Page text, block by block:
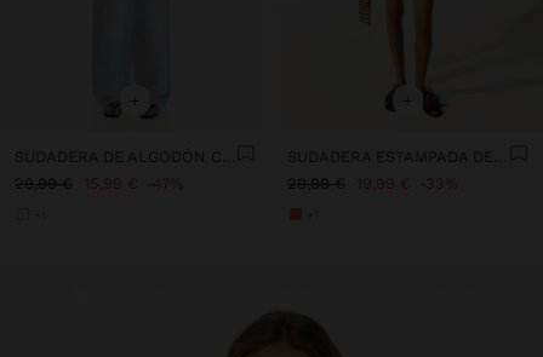
+
29,99 €
15,99 € 47%
+
29,99 €
19,99 € 33%